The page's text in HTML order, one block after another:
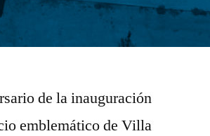
de la inauguración
emblemático de Villa